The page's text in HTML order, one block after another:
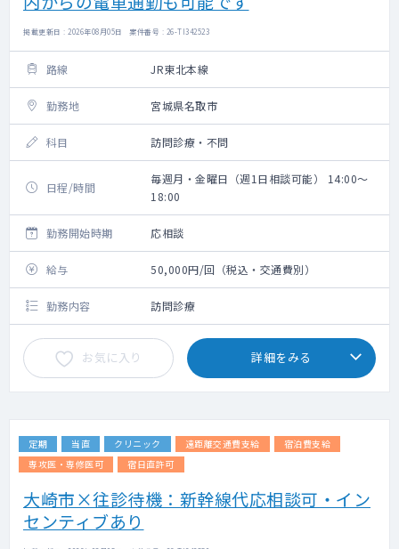
掲載更新日 : 2026年08月05日 案件番号 : 26-TI342523
路線 JR東北本線
勤務地 宮城県名取市
科目 訪問診療・不問
日程/時間
毎週月・金曜日（週1日相談可能） 14:00～
18:00
勤務開始時期 応相談
給与 50,000円/回（税込・交通費別）
勤務内容 訪問診療
お気に入り 詳細をみる
定期 当直 クリニック 遠距離交通費支給
宿泊費支給
専攻医・専修医可
宿日直許可
大崎市×往診待機：新幹線代応相談可・イン
センティブあり